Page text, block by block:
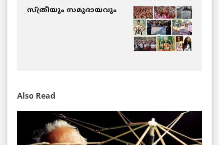
സ്ത്രീയും സമുദായവും
Also Read